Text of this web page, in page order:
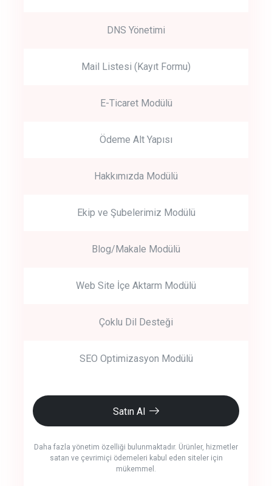
DNS Yönetimi
Mail Listesi (Kayıt Formu)
E-Ticaret Modülü
Ödeme Alt Yapısı
Hakkımızda Modülü
Ekip ve Şubelerimiz Modülü
Blog/Makale Modülü
Web Site İçe Aktarm Modülü
Çoklu Dil Desteği
SEO Optimizasyon Modülü
Satın Al
Daha fazla yönetim özelliği bulunmaktadır. Ürünler, hizmetler
satan ve çevrimiçi ödemeleri kabul eden siteler için
mükemmel.